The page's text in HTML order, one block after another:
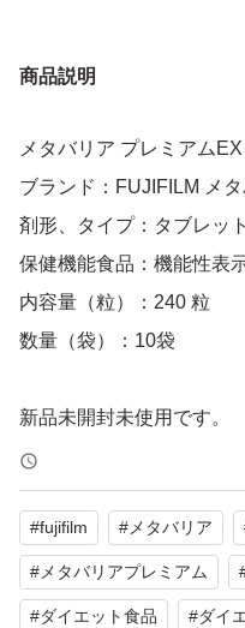
商品説明
メタバリア プレミアム
ブランド：FUJIFILM メ
剤形、タイプ：タブレッ
保健機能食品：機能性表
内容量（粒）：240 粒
数量（袋）：10袋
新品未開封未使用です。
即購入可能です。
#fujifilm #メタバリア
#メタバリアプレミアム
#ダイエット食品 #ダイ